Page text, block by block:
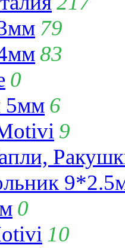
79
83
0
5мм 6
9
0
10